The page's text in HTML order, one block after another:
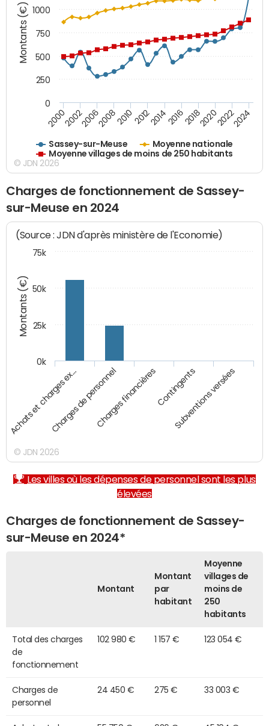
Montants (€)
Sassey-sur-Meuse
Moyenne nationale
Moyenne villages de moins de 250 habitants
200020022006200820102012201420162018202020222024
0
250
500
750
1000
© JDN 2026
Charges de fonctionnement de Sassey-
sur-Meuse en 2024
Montants (€)
(Source : JDN d'après ministère de l'Economie)
Achats et charges ex…Charges de personnelCharges financièresContingents
Subventions versées
0k
50k
25k
75k
© JDN 2026
Les villes où les dépenses de personnel sont les plus
élevées
Charges de fonctionnement de Sassey-
sur-Meuse en 2024*
Montant
Montant
par
habitant
Moyenne
villages de
moins de
250
habitants
Total des charges
de
fonctionnement
102 980 € 1 157 € 123 054 €
Charges de
personnel
24 450 € 275 € 33 003 €